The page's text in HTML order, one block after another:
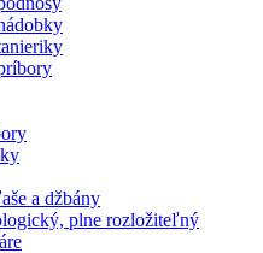
a džbány
plne rozložiteľný